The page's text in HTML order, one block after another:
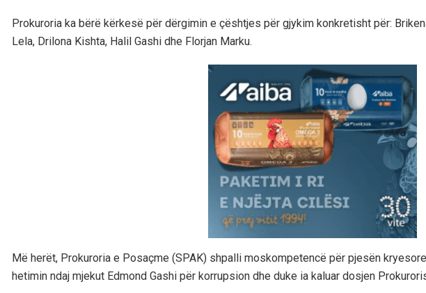
Prokuroria ka bërë kërkesë për dërgimin e çështjes për gjykim konkretisht për:
Lela, Drilona Kishta, Halil Gashi dhe Florjan Marku.
Më herët, Prokuroria e Posaçme (SPAK) shpalli moskompetencë për pjesën
hetimin ndaj mjekut Edmond Gashi për korrupsion dhe duke ia kaluar dosjen